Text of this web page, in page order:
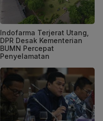
Indofarma Terjerat Utang,
DPR Desak Kementerian
BUMN Percepat
Penyelamatan